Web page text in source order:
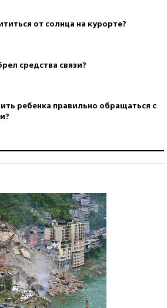
от солнца на курорте?
средства связи?
ребенка правильно обращаться с